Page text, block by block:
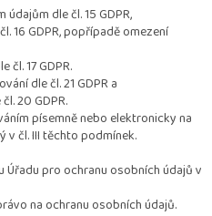
dle čl. 15 GDPR,
16 GDPR, popřípadě omezení
17 GDPR.
dle čl. 21 GDPR a
20 GDPR.
písemně nebo elektronicky na
v čl. III těchto podmínek.
pro ochranu osobních údajů v
na ochranu osobních údajů.